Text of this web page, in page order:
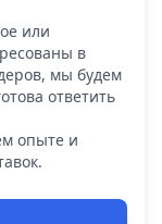
или
в
мы будем
ответить
опыте и